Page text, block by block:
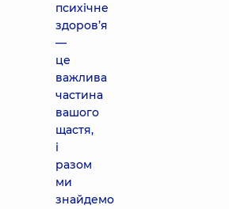
психічне
здоров’я
—
це
важлива
частина
вашого
щастя,
і
разом
ми
знайдемо